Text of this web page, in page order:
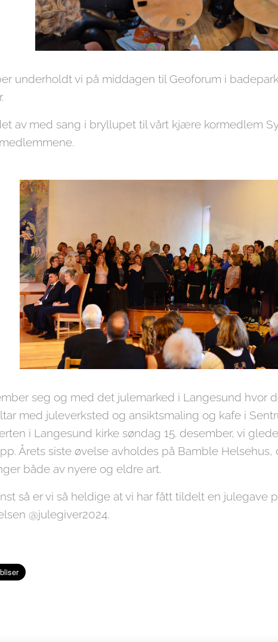
underholdt vi på middagen til Geoforum i
av med sang i bryllupet til vårt kjære kormedlem
seg og med det julemarked i Langesund hvor
med juleverksted og ansiktsmaling og kafe i
i Langesund kirke søndag 15. desember, vi
Årets siste øvelse avholdes på Bamble
både av nyere og eldre art.
så er vi så heldige at vi har fått tildelt en julegave
@julegiver2024.